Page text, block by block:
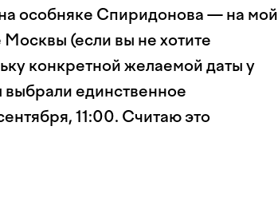
особняке Спиридонова — на мой
Москвы (если вы не хотите
конкретной желаемой даты у
единственное
11:00. Считаю это